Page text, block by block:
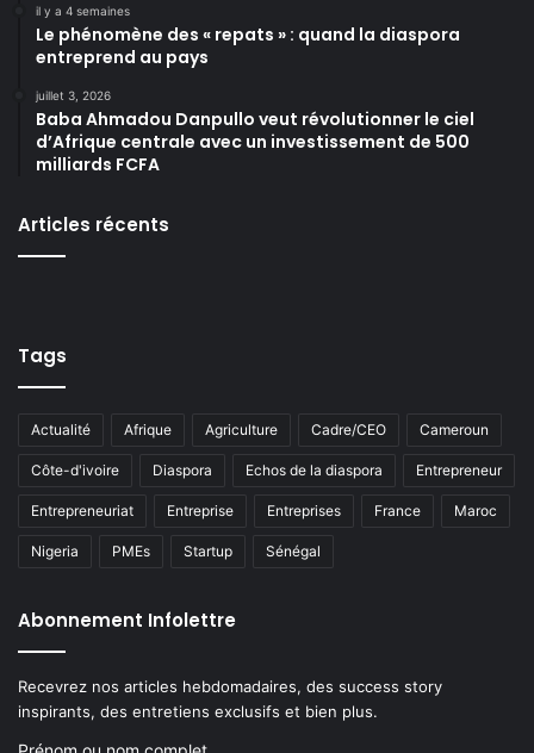
il y a 4 semaines
Le phénomène des « repats » : quand la diaspora
entreprend au pays
juillet 3, 2026
Baba Ahmadou Danpullo veut révolutionner le ciel
d’Afrique centrale avec un investissement de 500
milliards FCFA
Articles récents
Tags
Actualité Afrique Agriculture Cadre/CEO Cameroun
Côte-d'ivoire Diaspora Echos de la diaspora Entrepreneur
Entrepreneuriat Entreprise Entreprises France Maroc
Nigeria PMEs Startup Sénégal
Abonnement Infolettre
Recevrez nos articles hebdomadaires, des success story
inspirants, des entretiens exclusifs et bien plus.